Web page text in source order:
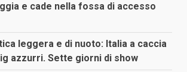
e cade nella fossa di accesso
leggera e di nuoto: Italia a caccia
azzurri. Sette giorni di show